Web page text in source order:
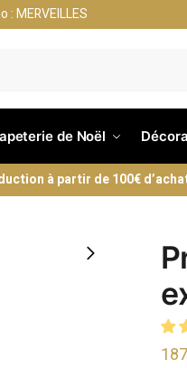
: MERVEILLES
de Noël
à partir de 100€